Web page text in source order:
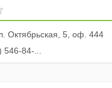
Октябрьская, 5, оф. 444
84-...